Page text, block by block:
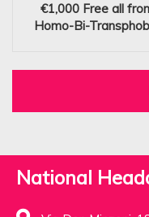
€1,000 Free all
Homo-Bi-
National